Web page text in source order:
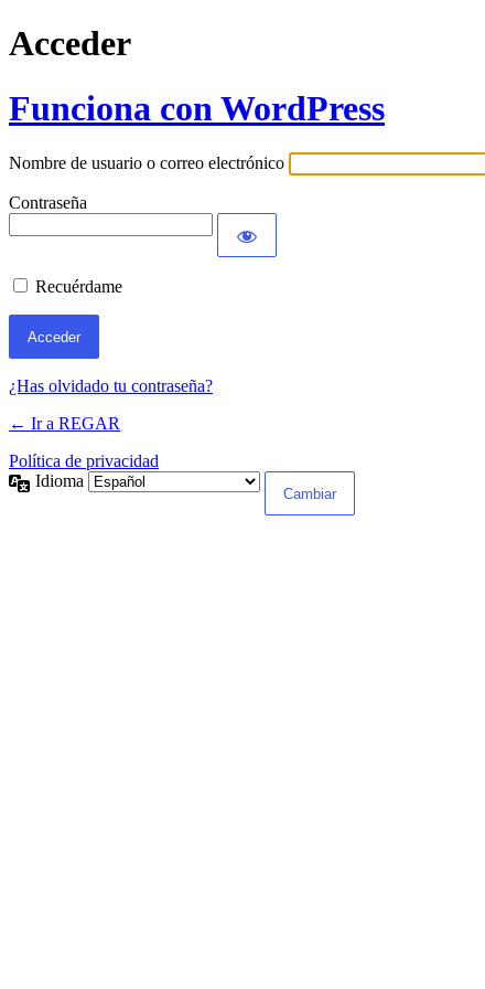
Acceder
Funciona con WordPress
Nombre de usuario o correo electrónico
Contraseña
Recuérdame
¿Has olvidado tu contraseña?
← Ir a REGAR
Política de privacidad
Idioma